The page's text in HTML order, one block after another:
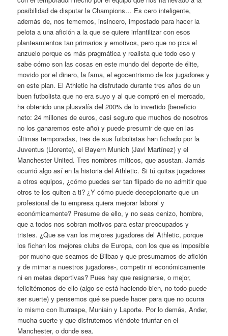
posibilidad de disputar la Champions… Es cero inteligente,
además de, nos tememos, insincero, impostado para hacer la
pelota a una afición a la que se quiere infantilizar con esos
planteamientos tan primarios y emotivos, pero que no pica el
anzuelo porque es más pragmática y realista que todo eso y
sabe cómo son las cosas en este mundo del deporte de élite,
movido por el dinero, la fama, el egocentrismo de los jugadores y
en este plan. El Athletic ha disfrutado durante tres años de un
buen futbolista que no era suyo y al que compró en el mercado,
ha obtenido una plusvalía del 200% de lo invertido (beneficio
neto: 24 millones de euros, casi seguro que muchos de nosotros
no los ganaremos este año) y puede presumir de que en las
últimas temporadas, tres de sus futbolistas han fichado por la
Juventus (Llorente), el Bayern Munich (Javi Martínez) y el
Manchester United. Tres nombres míticos, que asustan. Jamás
ocurrió algo así en la historia del Athletic. Si tú quitas jugadores
a otros equipos, ¿cómo puedes ser tan flipado de no admitir que
otros te los quiten a ti? ¿Y cómo puede decepcionarte que un
profesional de tu empresa quiera mejorar laboral y
económicamente? Presume de ello, y no seas cenizo, hombre,
que a todos nos sobran motivos para estar preocupados y
tristes. ¿Que se van los mejores jugadores del Athletic, porque
los fichan los mejores clubs de Europa, con los que es imposible
-por mucho que seamos de Bilbao y que presumamos de afición
y de mimar a nuestros jugadores-, competir ni económicamente
ni en metas deportivas? Pues hay que resignarse, o mejor,
felicitémonos de ello (algo se está haciendo bien, no todo puede
ser suerte) y pensemos qué se puede hacer para que no ocurra
lo mismo con Iturraspe, Muniain y Laporte. Por lo demás, Ander,
mucha suerte y que disfrutemos viéndote triunfar en el
Manchester, o donde sea.